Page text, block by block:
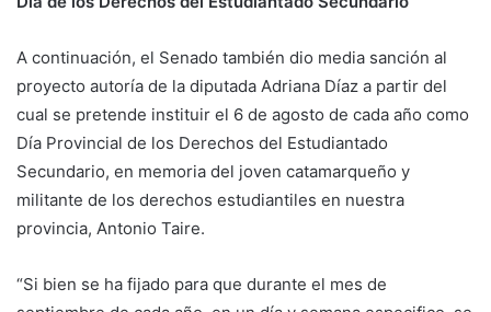
A continuación, el Senado también dio media sanción al
proyecto autoría de la diputada Adriana Díaz a partir del
cual se pretende instituir el 6 de agosto de cada año como
Día Provincial de los Derechos del Estudiantado
Secundario, en memoria del joven catamarqueño y
militante de los derechos estudiantiles en nuestra
provincia, Antonio Taire.
“Si bien se ha fijado para que durante el mes de